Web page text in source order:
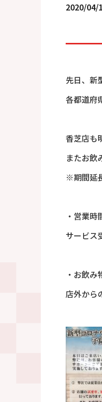
2020/04/
先日、新
各都道府
香芝店も
またお飲
※期間延
・営業時
サービス
・お飲
店外から